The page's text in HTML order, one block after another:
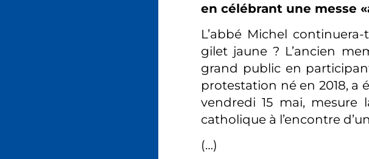
en célébrant une messe
L’abbé Michel
gilet jaune ? L’ancien
grand public en
protestation né en 2018, a
vendredi 15 mai, mesure
catholique à l’encontre
(…)